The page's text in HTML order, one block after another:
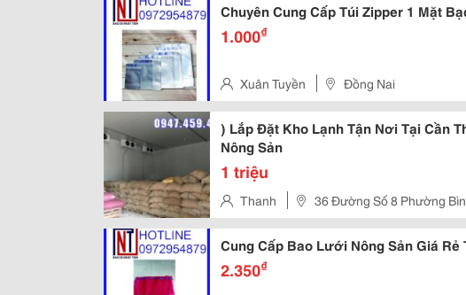
Chuyên Cung Cấp Túi Zipper 1 Mặt
1.000₫
Xuân Tuyền Đồng Nai
) Lắp Đặt Kho Lạnh Tận Nơi Tại Cần
Nông Sản
1 triệu
Thanh
36 Đường Số 8 Phường
Tân
Cung Cấp Bao Lưới Nông Sản Giá Rẻ
2.350₫